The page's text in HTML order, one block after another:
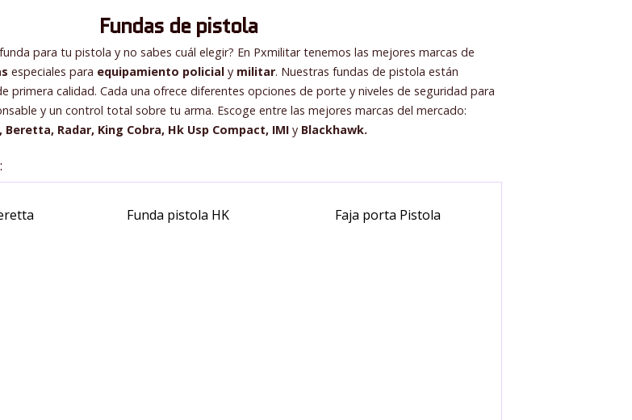
Fundas de pistola
para tu pistola y no sabes cuál elegir? En Pxmilitar tenemos las mejores marcas de
especiales para equipamiento policialy militar. Nuestras fundas de pistola están
primera calidad. Cada una ofrece diferentes opciones de porte y niveles de seguridad para
y un control total sobre tu arma. Escoge entre las mejores marcas del mercado:
Radar, King Cobra, Hk Usp Compact, IMI yBlackhawk.
Funda pistola HK Faja porta Pistola